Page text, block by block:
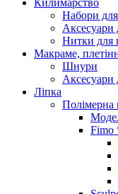
Набори
Аксесуари
Нитки для
Макраме,
Шнури
Аксесуари
Ліпка
Полімерна
Fimo